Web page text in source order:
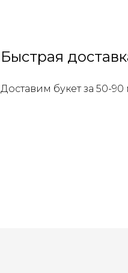
Быстрая
Доставим букет за 50-90